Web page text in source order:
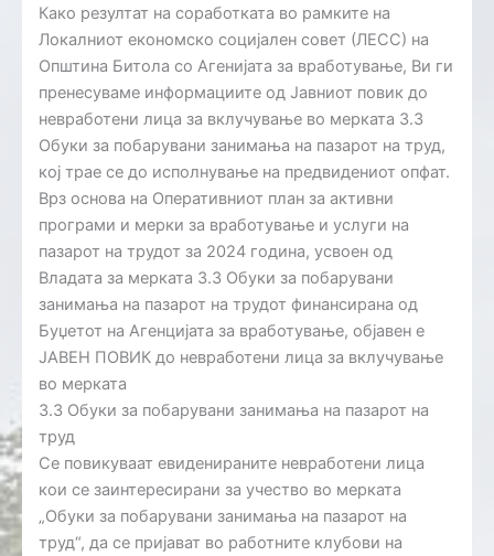
Како резултат на соработката во рамките на
Локалниот економско социјален совет (ЛЕСС) на
Општина Битола со Агенијата за вработување, Ви ги
пренесуваме информациите од Јавниот повик до
невработени лица за вклучување во мерката 3.3
Обуки за побарувани занимања на пазарот на труд,
кој трае се до исполнување на предвидениот опфат.
Врз основа на Оперативниот план за активни
програми и мерки за вработување и услуги на
пазарот на трудот за 2024 година, усвоен од
Владата за мерката 3.3 Обуки за побарувани
занимања на пазарот на трудот финансирана од
Буџетот на Агенцијата за вработување, објавен е
ЈАВЕН ПОВИК до невработени лица за вклучување
во мерката
3.3 Обуки за побарувани занимања на пазарот на
труд
Се повикуваат евиденираните невработени лица
кои се заинтересирани за учество во мерката
„Обуки за побарувани занимања на пазарот на
труд“, да се пријават во работните клубови на